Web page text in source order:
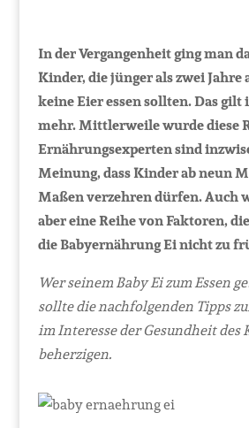
In der Vergangenheit ging man
Kinder, die jünger als zwei Jahre
keine Eier essen sollten. Das
mehr. Mittlerweile wurde diese
Ernährungsexperten sind
Meinung, dass Kinder ab neun
Maßen verzehren dürfen.Auch
aber eine Reihe von Faktoren,
die Babyernährung Ei nicht zu
Wer seinem Baby Ei zum Essen
sollte die nachfolgenden Tipps
im Interesse der Gesundheit des
beherzigen.